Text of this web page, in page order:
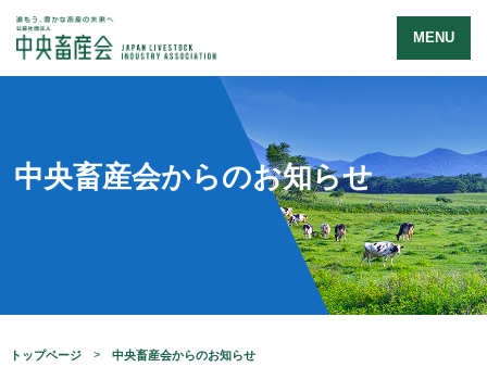
MENU
中央畜産会からのお知らせ
トップページ 中央畜産会からのお知らせ